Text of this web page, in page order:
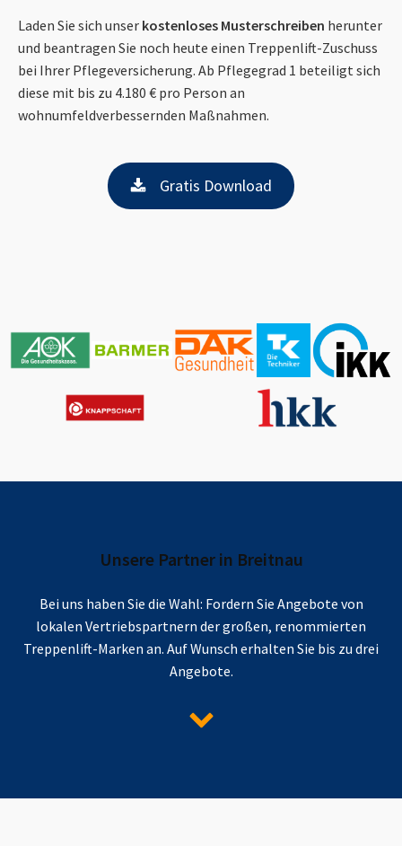
Laden Sie sich unser kostenloses Musterschreiben herunter
und beantragen Sie noch heute einen Treppenlift-Zuschuss
bei Ihrer Pflegeversicherung. Ab Pflegegrad 1 beteiligt sich
diese mit bis zu 4.180 € pro Person an
wohnumfeldverbessernden Maßnahmen.
Gratis Download
Unsere Partner in Breitnau
Bei uns haben Sie die Wahl: Fordern Sie Angebote von
lokalen Vertriebspartnern der großen, renommierten
Treppenlift-Marken an. Auf Wunsch erhalten Sie bis zu drei
Angebote.